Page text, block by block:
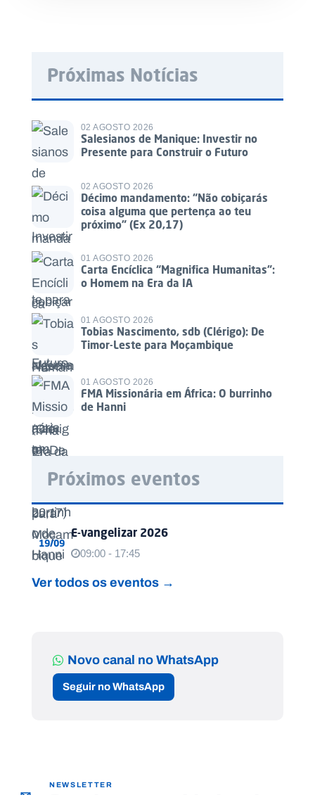
Próximas Notícias
02 AGOSTO 2026
Salesianos de Manique: Investir no
Presente para Construir o Futuro
02 AGOSTO 2026
Décimo mandamento: “Não cobiçarás
coisa alguma que pertença ao teu
próximo” (Ex 20,17)
01 AGOSTO 2026
Carta Encíclica “Magnifica Humanitas”:
o Homem na Era da IA
01 AGOSTO 2026
Tobias Nascimento, sdb (Clérigo): De
Timor-Leste para Moçambique
01 AGOSTO 2026
FMA Missionária em África: O burrinho
de Hanni
Próximos eventos
19/09
E-vangelizar 2026
09:00 - 17:45
Ver todos os eventos →
Novo canal no WhatsApp
Seguir no WhatsApp
NEWSLETTER